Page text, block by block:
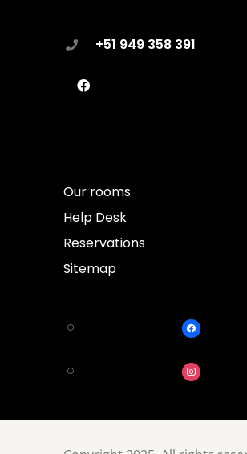
+51 949 358 391
Our rooms
Help Desk
Reservations
Sitemap